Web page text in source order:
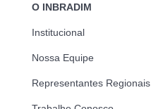
O INBRADIM
Institucional
Nossa Equipe
Representantes Regionais